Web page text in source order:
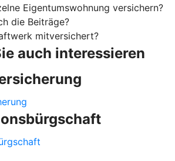
Eigentumswohnung versichern?
die Beiträge?
mitversichert?
auch interessieren